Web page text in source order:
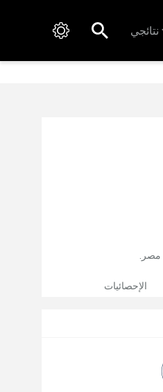
نتائجي
الإحصائيات